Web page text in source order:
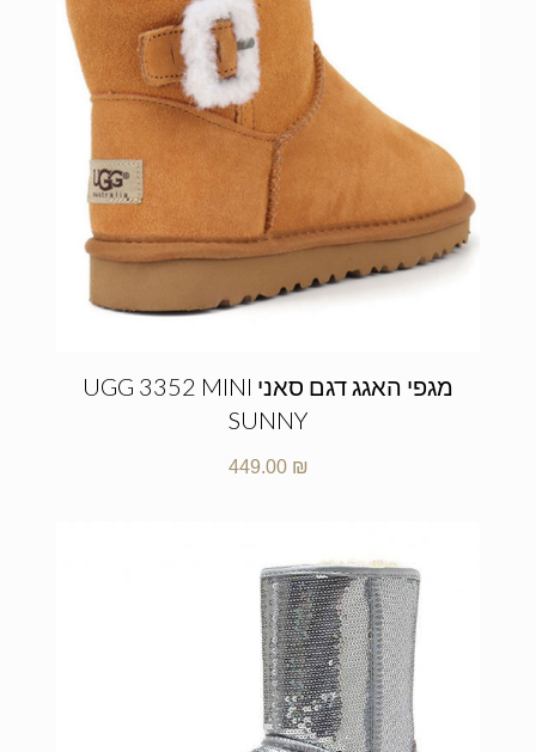
מגפי האגג דגם סאני UGG 3352 MINI
SUNNY
449.00 ₪